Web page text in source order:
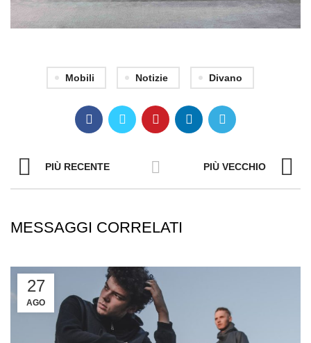
Mobili Notizie Divano
PIÙ RECENTE PIÙ VECCHIO
MESSAGGI CORRELATI
27
AGO